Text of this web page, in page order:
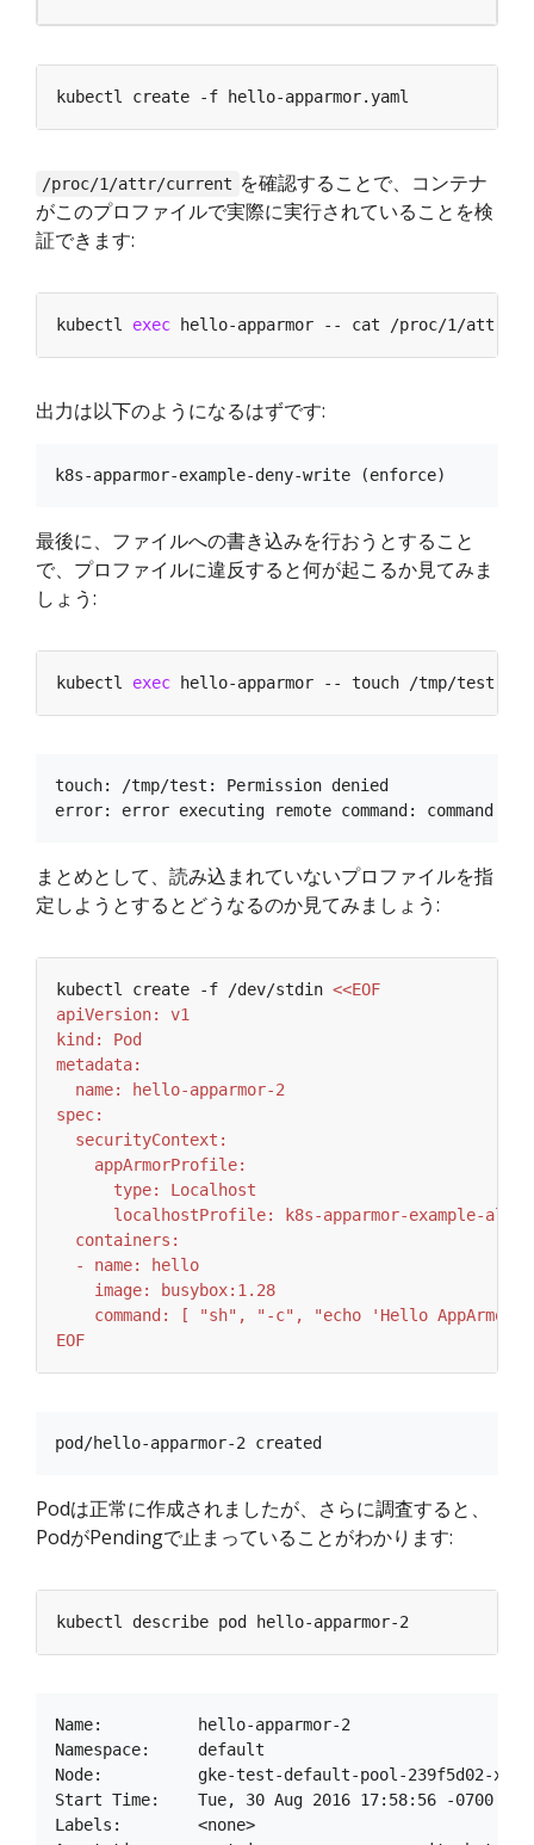
/proc/1/attr/current を確認することで、コンテナ
がこのプロファイルで実際に実行されていることを検
証できます:
kubectl exec
出力は以下のようになるはずです:
最後に、ファイルへの書き込みを行おうとすること
で、プロファイルに違反すると何が起こるか見てみま
しょう:
kubectl exec
touch: /tmp/test: Permission denied
まとめとして、読み込まれていないプロファイルを指
定しようとするとどうなるのか見てみましょう:
kubectl create -f /dev/stdin
EOF
Podは正常に作成されましたが、さらに調査すると、
PodがPendingで止まっていることがわかります:
Name:          hello-apparmor-2
Namespace:     default
Node:          gke-test-default-pool-239f5d02-
Start Time:    Tue, 30 Aug 2016 17:58:56 -0700
Labels:        <none>